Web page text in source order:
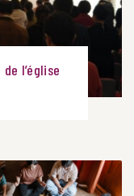
l’église